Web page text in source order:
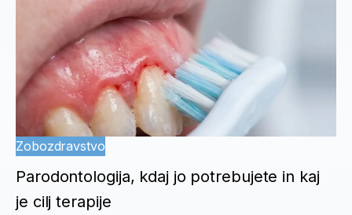
Zobozdravstvo
Parodontologija, kdaj jo potrebujete in kaj
je cilj terapije